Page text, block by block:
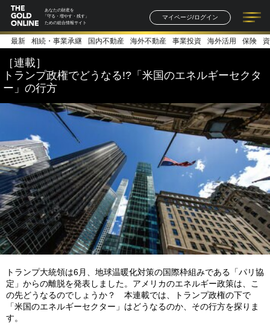
あなたの財産を
「守る・増やす・残す」
ための総合情報サイト
マイページ/ログイン
記事一覧 連載一覧
著者一覧 書籍一覧
最新 相続・事業承継 国内不動産 海外不動産 事業投資 海外活用 保険
［連載］
トランプ政権でどうなる!?「米国のエネルギーセクタ
ー」の行方
トランプ大統領は6月、 地球温暖化対策の国際枠組みである「パリ協
定」からの離脱を発表しました。アメリカのエネルギー政策は、こ
の先どうなるのでしょうか？ 本連載では、トランプ政権の下で
「米国のエネルギーセクター」はどうなるのか、その行方を探りま
す。